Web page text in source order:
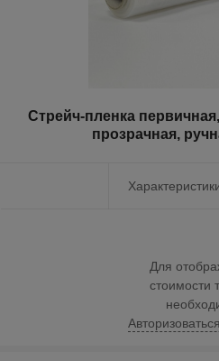
Стрейч-пленка
прозрачная,
Для
стоимости